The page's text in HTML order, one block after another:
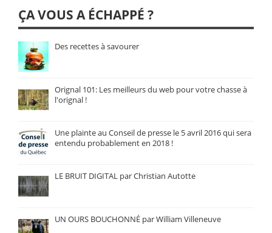
ÇA VOUS A ÉCHAPPÉ ?
Des recettes à savourer
Orignal 101: Les meilleurs du web pour votre chasse à
l'orignal !
Une plainte au Conseil de presse le 5 avril 2016 qui sera
entendu probablement en 2018 !
LE BRUIT DIGITAL par Christian Autotte
UN OURS BOUCHONNÉ par William Villeneuve